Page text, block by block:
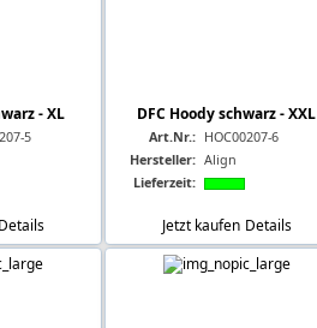
- XL
5
Details
DFC Hoody schwarz - XXL
Art.Nr.: HOC00207-6
Hersteller: Align
Lieferzeit:
Jetzt kaufen Details